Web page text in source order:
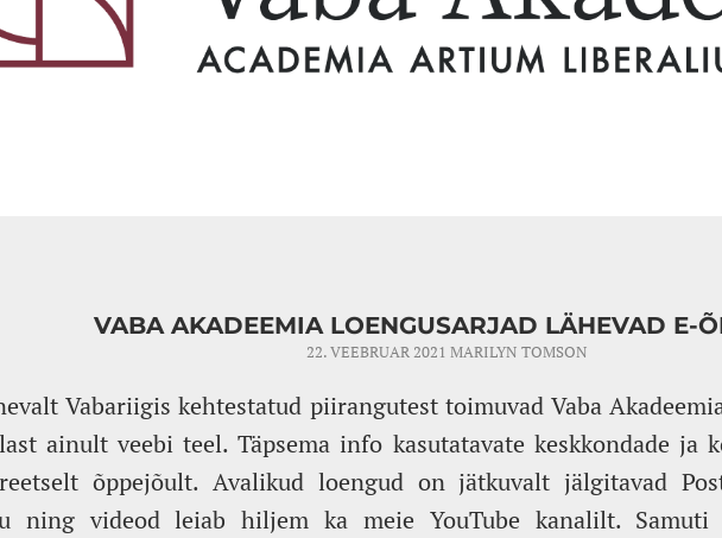
VABA AKADEEMIA LOENGUSARJAD LÄHEVAD E-
22. VEEBRUAR 2021 MARILYN TOMSON
Vabariigis kehtestatud piirangutest toimuvad Vaba
ainult veebi teel. Täpsema info kasutatavate keskkondade ja
õppejõult. Avalikud loengud on jätkuvalt jälgitavad
ning videod leiab hiljem ka meie YouTube kanalilt. Samuti